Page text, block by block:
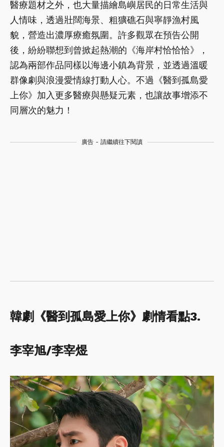
醫療題材之外，也大量描繪島嶼居民的日常生活與
人情味，透過壯闊海景、粗獷礁石與寧靜漁村風
貌，營造出濃厚療癒氛圍。許多觀眾在預告公開
後，紛紛聯想到曾掀起熱潮的《海岸村恰恰恰》，
認為兩部作品同樣以海邊小鎮為背景，並透過溫暖
群像劇與浪漫愛情線打動人心。不過《醫到孤島愛
上你》加入更多醫療與懸疑元素，也讓故事增添不
同層次的魅力！
廣告 - 請繼續往下閱讀
韓劇《醫到孤島愛上你》劇情看點3.
李宰旭/李宰煜